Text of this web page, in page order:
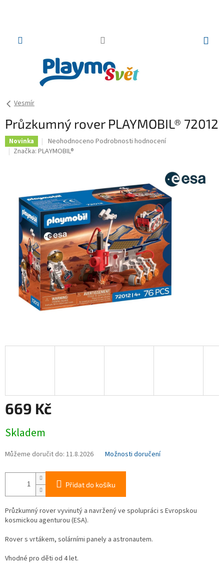
Vesmír
Průzkumný rover PLAYMOBIL® 72012
Novinka
Průměrné
hodnocení
5
hvězdiček.
Neohodnoceno Podrobnosti hodnocení
Značka: PLAYMOBIL®
669 Kč
cena:
Skladem
Můžeme doručit do: 11.8.2026 Možnosti doručení
Přidat do košíku
Průzkumný rover vyvinutý a navržený ve spolupráci s Evropskou
kosmickou agenturou (ESA).
Rover s vrtákem, solárními panely a astronautem.
Vhodné pro děti od 4 let.